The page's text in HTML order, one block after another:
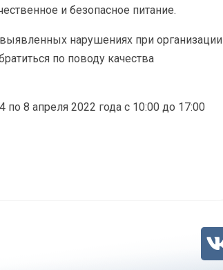
и безопасное питание.
нарушениях при организации
по поводу качества
по 8 апреля 2022 года с 10:00 до 17:00